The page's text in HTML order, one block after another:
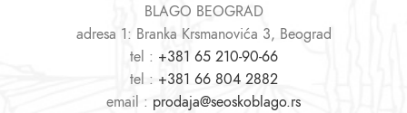
BLAGO BEOGRAD
adresa 1: Branka Krsmanovića 3, Beograd
tel : +381 65 210-90-66
tel : +381 66 804 2882
email : prodaja@seoskoblago.rs